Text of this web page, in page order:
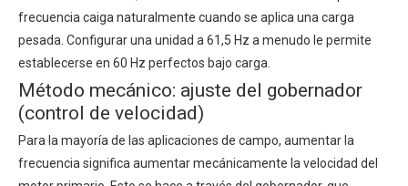
frecuencia caiga naturalmente cuando se aplica una carga
pesada. Configurar una unidad a 61,5 Hz a menudo le permite
establecerse en 60 Hz perfectos bajo carga.
Método mecánico: ajuste del gobernador
(control de velocidad)
Para la mayoría de las aplicaciones de campo, aumentar la
frecuencia significa aumentar mecánicamente la velocidad del